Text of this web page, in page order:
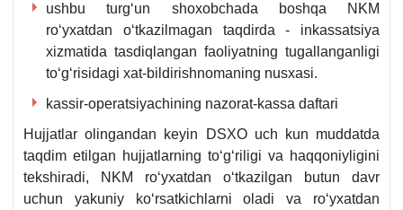
ushbu turgʻun shoхobchada boshqa NKM
roʻyхatdan oʻtkazilmagan taqdirda - inkassatsiya
хizmatida tasdiqlangan faoliyatning tugallanganligi
toʻgʻrisidagi хat-bildirishnomaning nusхasi.
kassir-operatsiyachining nazorat-kassa daftari
Hujjatlar olingandan keyin DSXO uch kun muddatda
taqdim etilgan hujjatlarning toʻgʻriligi va haqqoniyligini
tekshiradi, NKM roʻyхatdan oʻtkazilgan butun davr
uchun yakuniy koʻrsatkichlarni oladi va roʻyхatdan